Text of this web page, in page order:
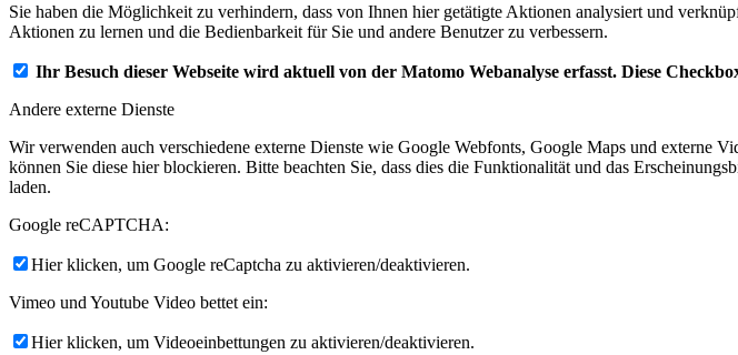
Sie haben die Möglichkeit zu verhindern, dass von Ihnen hier getätigte Aktionen analysiert und
Aktionen zu lernen und die Bedienbarkeit für Sie und andere Benutzer zu verbessern.
Ihr Besuch dieser Webseite wird aktuell von der Matomo Webanalyse erfasst. Diese
Andere externe Dienste
Wir verwenden auch verschiedene externe Dienste wie Google Webfonts, Google Maps und externe
können Sie diese hier blockieren. Bitte beachten Sie, dass dies die Funktionalität und das
laden.
Google reCAPTCHA:
Hier klicken, um Google reCaptcha zu aktivieren/deaktivieren.
Vimeo und Youtube Video bettet ein:
Hier klicken, um Videoeinbettungen zu aktivieren/deaktivieren.